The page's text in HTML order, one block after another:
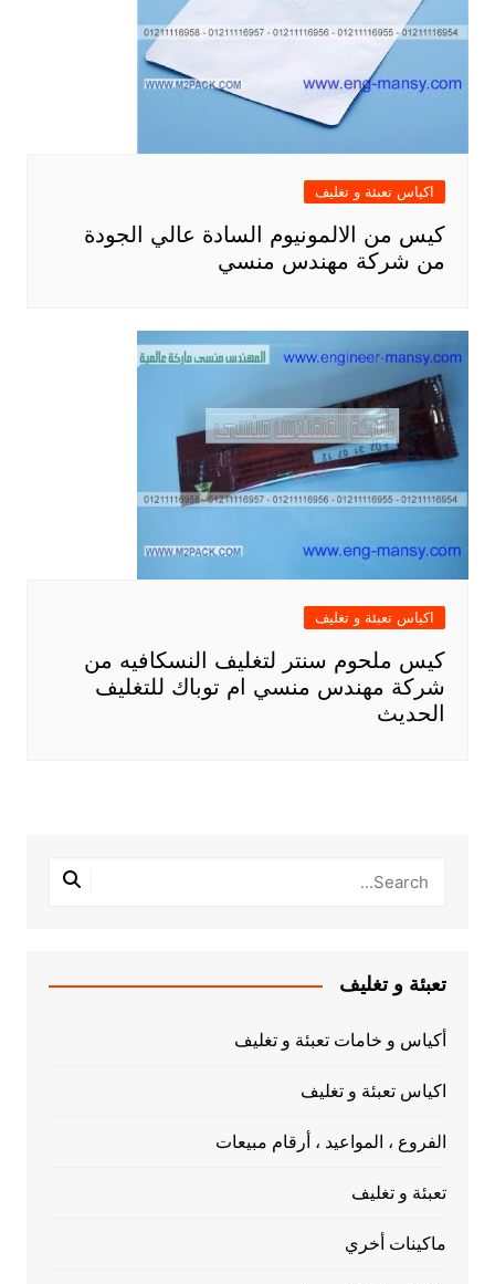
اكياس تعبئة و تغليف
كيس من الالمونيوم السادة عالي الجودة
من شركة مهندس منسي
اكياس تعبئة و تغليف
كيس ملحوم سنتر لتغليف النسكافيه من
شركة مهندس منسي ام توباك للتغليف
الحديث
تعبئة و تغليف
أكياس و خامات تعبئة و تغليف
اكياس تعبئة و تغليف
الفروع ، المواعيد ، أرقام مبيعات
تعبئة و تغليف
ماكينات أخري